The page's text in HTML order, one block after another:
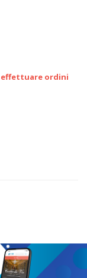
effettuare ordini